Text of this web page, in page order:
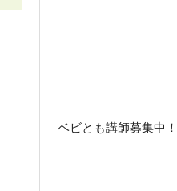
ベビとも講師募集中